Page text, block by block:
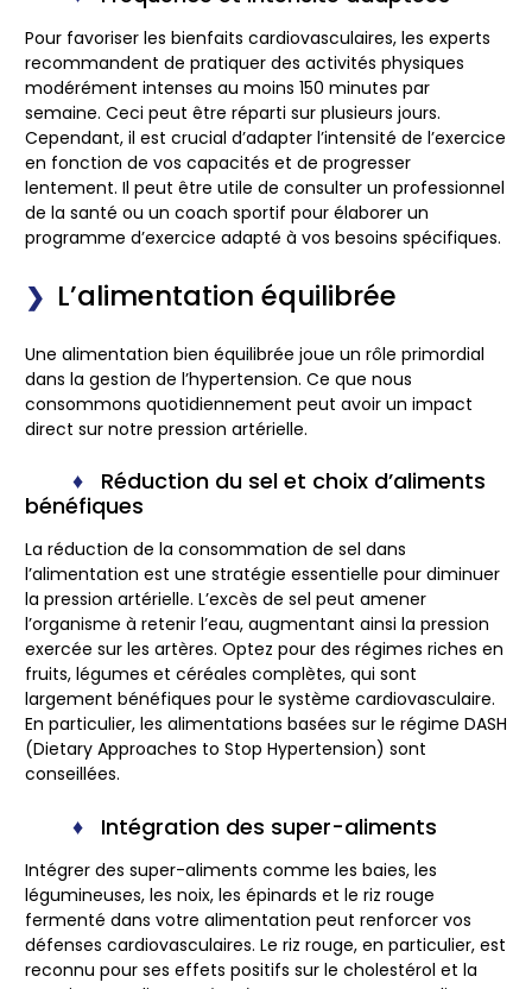
Pour favoriser les bienfaits cardiovasculaires, les experts
recommandent de pratiquer des activités physiques
modérément intenses au moins 150 minutes par
semaine. Ceci peut être réparti sur plusieurs jours.
Cependant, il est crucial d’adapter l’intensité de l’exercice
en fonction de vos capacités et de progresser
lentement. Il peut être utile de consulter un professionnel
de la santé ou un coach sportif pour élaborer un
programme d’exercice adapté à vos besoins spécifiques.
L’alimentation équilibrée
Une alimentation bien équilibrée joue un rôle primordial
dans la gestion de l’hypertension. Ce que nous
consommons quotidiennement peut avoir un impact
direct sur notre pression artérielle.
Réduction du sel et choix d’aliments
bénéfiques
La réduction de la consommation de sel dans
l’alimentation est une stratégie essentielle pour diminuer
la pression artérielle. L’excès de sel peut amener
l’organisme à retenir l’eau, augmentant ainsi la pression
exercée sur les artères. Optez pour des régimes riches en
fruits, légumes et céréales complètes, qui sont
largement bénéfiques pour le système cardiovasculaire.
En particulier, les alimentations basées sur le régime DASH
(Dietary Approaches to Stop Hypertension) sont
conseillées.
Intégration des super-aliments
Intégrer des super-aliments comme les baies, les
légumineuses, les noix, les épinards et le riz rouge
fermenté dans votre alimentation peut renforcer vos
défenses cardiovasculaires. Le riz rouge, en particulier, est
reconnu pour ses effets positifs sur le cholestérol et la